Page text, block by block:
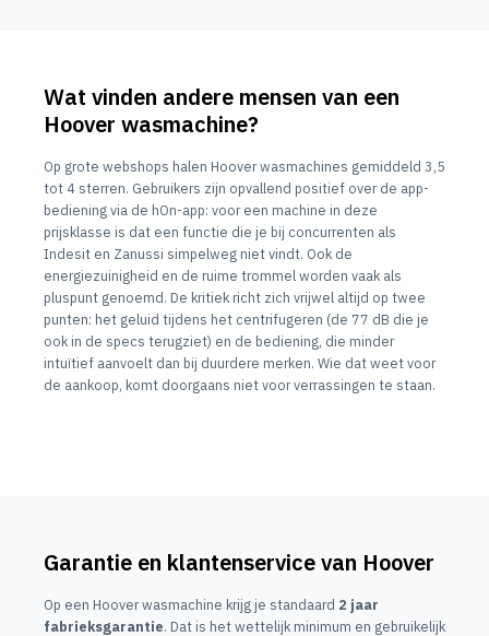
Wat vinden andere mensen van een
Hoover wasmachine?
Op grote webshops halen Hoover wasmachines gemiddeld 3,5
tot 4 sterren. Gebruikers zijn opvallend positief over de app-
bediening via de hOn-app: voor een machine in deze
prijsklasse is dat een functie die je bij concurrenten als
Indesit en Zanussi simpelweg niet vindt. Ook de
energiezuinigheid en de ruime trommel worden vaak als
pluspunt genoemd. De kritiek richt zich vrijwel altijd op twee
punten: het geluid tijdens het centrifugeren (de 77 dB die je
ook in de specs terugziet) en de bediening, die minder
intuïtief aanvoelt dan bij duurdere merken. Wie dat weet voor
de aankoop, komt doorgaans niet voor verrassingen te staan.
Garantie en klantenservice van Hoover
Op een Hoover wasmachine krijg je standaard 2 jaar
fabrieksgarantie. Dat is het wettelijk minimum en gebruikelijk